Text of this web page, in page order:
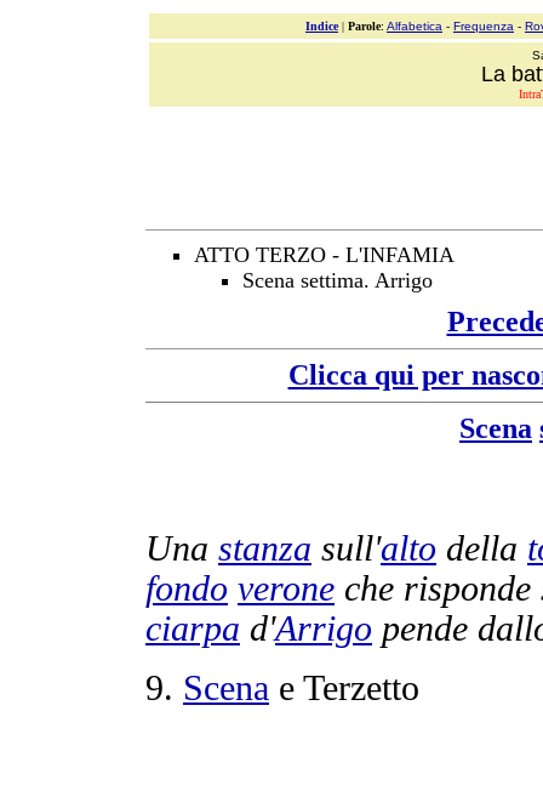
Indice| Parole: Alfabetica - Frequenza -
La
ATTO TERZO - L'INFAMIA
Scena settima. Arrigo
Clicca qui per
Scena
Una stanza sull'alto della
fondo verone che risponde
ciarpa d'Arrigo pende
9. Scena e Terzetto